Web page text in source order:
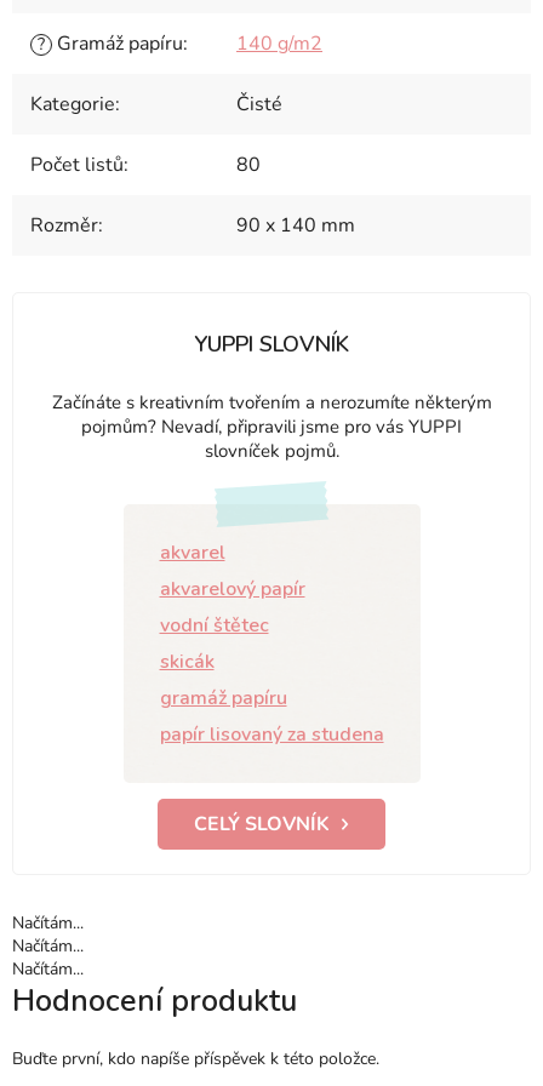
? Gramáž papíru: 140 g/m2
Kategorie: Čisté
Počet listů: 80
Rozměr: 90 x 140 mm
YUPPI SLOVNÍK
Začínáte s kreativním tvořením a nerozumíte některým
pojmům? Nevadí, připravili jsme pro vás YUPPI
slovníček pojmů.
akvarel
akvarelový papír
vodní štětec
skicák
gramáž papíru
papír lisovaný za studena
CELÝ SLOVNÍK
Načítám...
Načítám...
Načítám...
Hodnocení produktu
Buďte první, kdo napíše příspěvek k této položce.